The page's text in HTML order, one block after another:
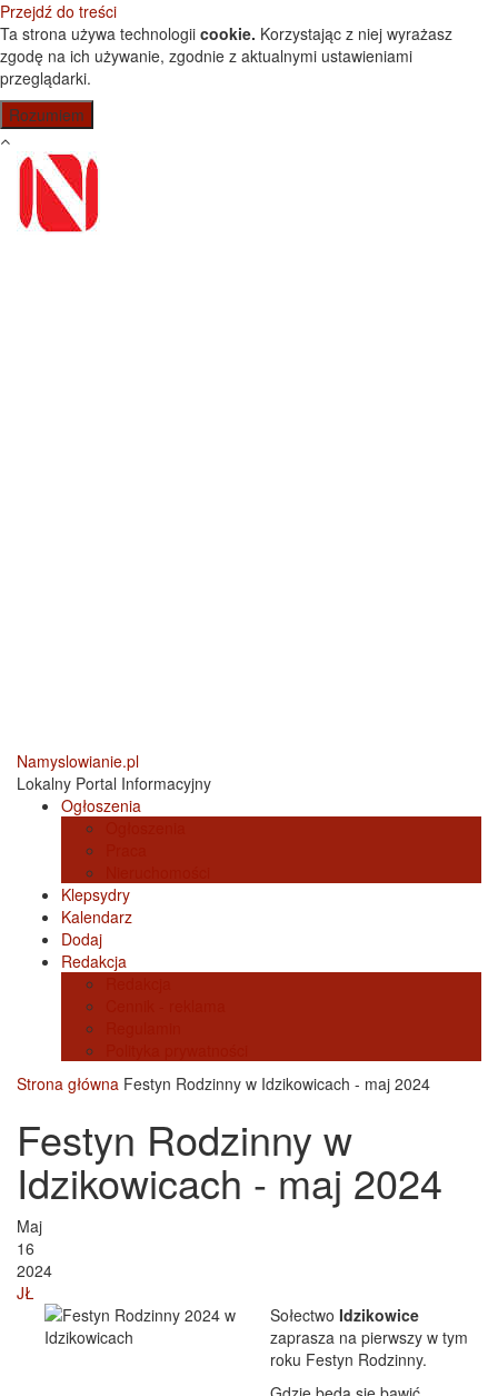
Przejdź do treści
Ta strona używa technologii cookie. Korzystając z niej wyrażasz
zgodę na ich używanie, zgodnie z aktualnymi ustawieniami
przeglądarki.
Namyslowianie.pl
Lokalny Portal Informacyjny
Ogłoszenia
Klepsydry
Kalendarz
Dodaj
Redakcja
Strona główna Festyn Rodzinny w Idzikowicach - maj 2024
Festyn Rodzinny w
Idzikowicach - maj 2024
Maj
16
2024
JŁ
Sołectwo Idzikowice
zaprasza na pierwszy w tym
roku Festyn Rodzinny.